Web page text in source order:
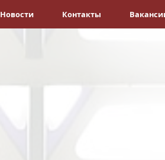
Новости Контакты